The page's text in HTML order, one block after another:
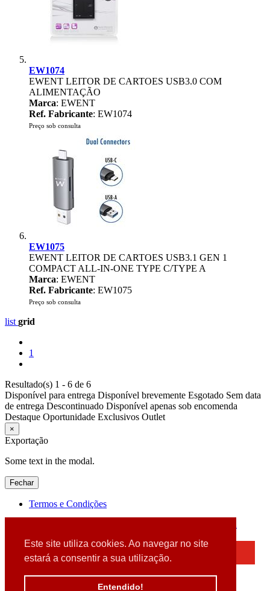
Este site utiliza cookies. Ao navegar no site
estará a consentir a sua utilização.
Entendido!
EW1074
EWENT LEITOR DE CARTOES USB3.0 COM
ALIMENTAÇÃO
Marca: EWENT
Ref. Fabricante: EW1074
Preço sob consulta
EW1075
EWENT LEITOR DE CARTOES USB3.1 GEN 1
COMPACT ALL-IN-ONE TYPE C/TYPE A
Marca: EWENT
Ref. Fabricante: EW1075
Preço sob consulta
list grid
1
Resultado(s) 1 - 6 de 6
Disponível para entrega Disponível brevemente Esgotado Sem data
de entrega Descontinuado Disponível apenas sob encomenda
Destaque Oportunidade Exclusivos Outlet
×
Exportação
Some text in the modal.
Fechar
Termos e Condições
Detectamos que está a usar um browser desatualizado
Por favor, atualize o seu browser